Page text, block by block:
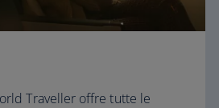
Traveller offre tutte le